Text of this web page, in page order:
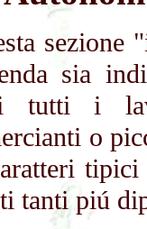
sezione
sia
tutti i
o
tipici
tanti piú